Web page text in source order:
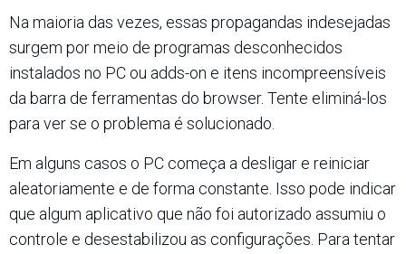
Na maioria das vezes, essas propagandas indesejadas
surgem por meio de programas desconhecidos
instalados no PC ou adds-on e itens incompreensíveis
da barra de ferramentas do browser. Tente eliminá-los
para ver se o problema é solucionado.
Em alguns casos o PC começa a desligar e reiniciar
aleatoriamente e de forma constante. Isso pode indicar
que algum aplicativo que não foi autorizado assumiu o
controle e desestabilizou as configurações. Para tentar